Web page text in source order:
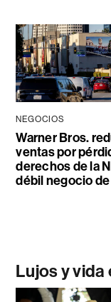
NEGOCIOS
Warner Bros.
ventas por
derechos de la
débil negocio
Lujos y vida